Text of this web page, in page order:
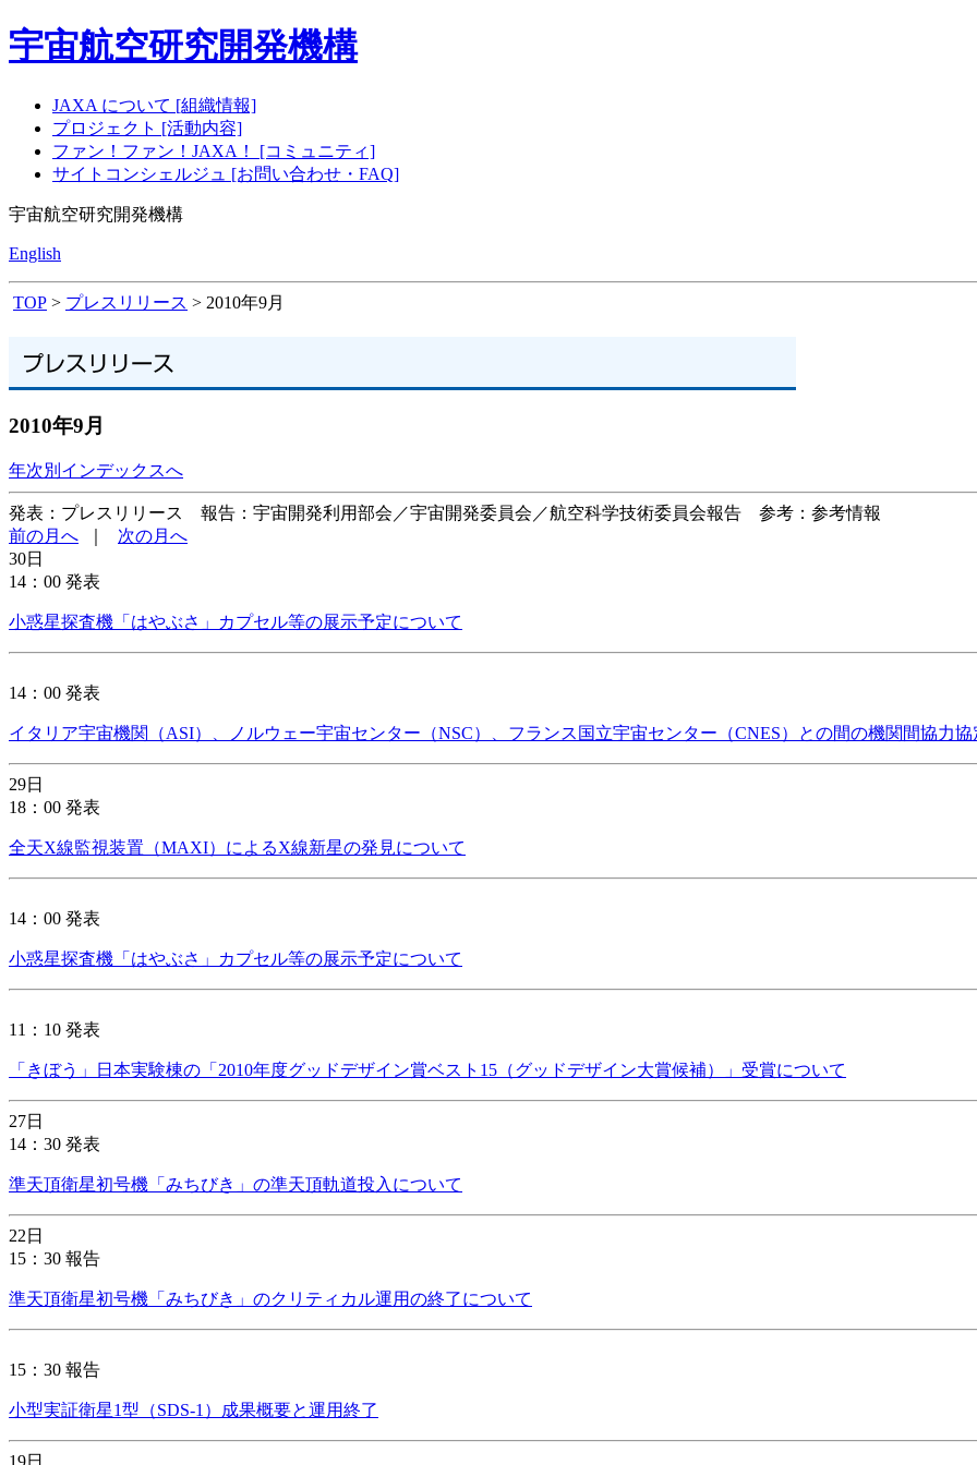
宇宙航空研究開発機構
JAXA について [組織情報]
プロジェクト [活動内容]
ファン！ファン！JAXA！ [コミュニティ]
サイトコンシェルジュ [お問い合わせ・FAQ]
宇宙航空研究開発機構
English
TOP > プレスリリース > 2010年9月
2010年9月
年次別インデックスへ
発表：プレスリリース 報告：宇宙開発利用部会／宇宙開発委員会／航空科学技術委員会報告 参考：参考情報
前の月へ
次の月へ
30日
14：00 発表
小惑星探査機「はやぶさ」カプセル等の展示予定について
14：00 発表
イタリア宇宙機関（ASI）、ノルウェー宇宙センター（NSC）、フランス国立宇宙センター（CNES）との間の機関間協力
29日
18：00 発表
全天X線監視装置（MAXI）によるX線新星の発見について
14：00 発表
小惑星探査機「はやぶさ」カプセル等の展示予定について
11：10 発表
「きぼう」日本実験棟の「2010年度グッドデザイン賞ベスト15（グッドデザイン大賞候補）」受賞について
27日
14：30 発表
準天頂衛星初号機「みちびき」の準天頂軌道投入について
22日
15：30 報告
準天頂衛星初号機「みちびき」のクリティカル運用の終了について
15：30 報告
小型実証衛星1型（SDS-1）成果概要と運用終了